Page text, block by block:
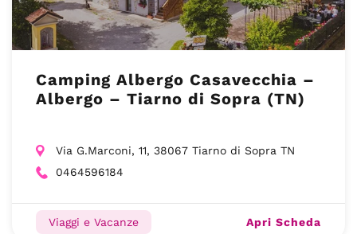
Camping Albergo Casavecchia –
Albergo – Tiarno di Sopra (TN)
Via G.Marconi, 11, 38067 Tiarno di Sopra TN
0464596184
Viaggi e Vacanze Apri Scheda